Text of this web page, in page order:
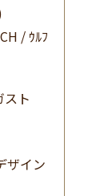
/ ｳﾙﾌ
スト
ザイン